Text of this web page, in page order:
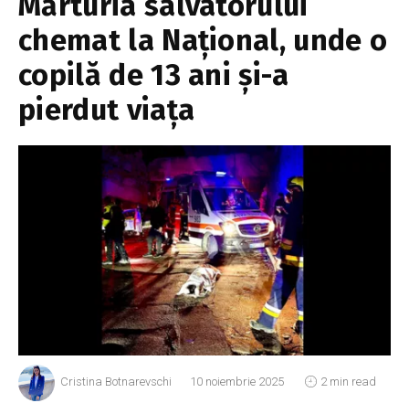
chemat la Național, unde o
copilă de 13 ani și-a
pierdut viața
Cristina Botnarevschi 10 noiembrie 2025 2 min read